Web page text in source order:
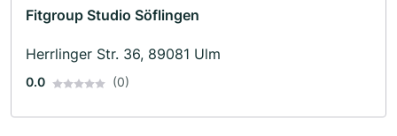
Fitgroup Studio Söflingen
Herrlinger Str. 36, 89081 Ulm
0.0 (0)